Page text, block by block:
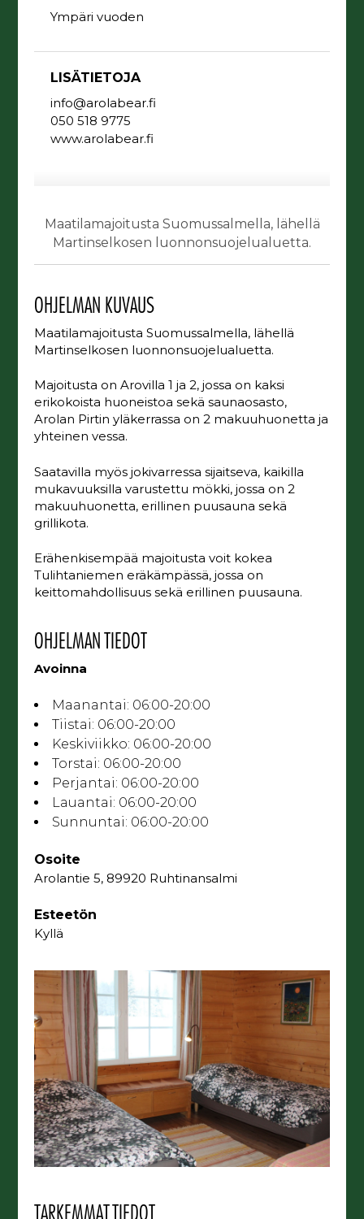
Ympäri vuoden
LISÄTIETOJA
info@arolabear.fi
050 518 9775
www.arolabear.fi
Maatilamajoitusta Suomussalmella, lähellä
Martinselkosen luonnonsuojelualuetta.
OHJELMAN KUVAUS
Maatilamajoitusta Suomussalmella, lähellä
Martinselkosen luonnonsuojelualuetta.
Majoitusta on Arovilla 1 ja 2, jossa on kaksi
erikokoista huoneistoa sekä saunaosasto,
Arolan Pirtin yläkerrassa on 2 makuuhuonetta ja
yhteinen vessa.
Saatavilla myös jokivarressa sijaitseva, kaikilla
mukavuuksilla varustettu mökki, jossa on 2
makuuhuonetta, erillinen puusauna sekä
grillikota.
Erähenkisempää majoitusta voit kokea
Tulihtaniemen eräkämpässä, jossa on
keittomahdollisuus sekä erillinen puusauna.
OHJELMAN TIEDOT
Avoinna
Maanantai: 06:00-20:00
Tiistai: 06:00-20:00
Keskiviikko: 06:00-20:00
Torstai: 06:00-20:00
Perjantai: 06:00-20:00
Lauantai: 06:00-20:00
Sunnuntai: 06:00-20:00
Osoite
Arolantie 5, 89920 Ruhtinansalmi
Esteetön
Kyllä
TARKEMMAT TIEDOT